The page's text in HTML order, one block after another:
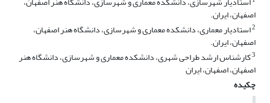
اصفهان، ایران.
2استادیار معماری، دانشکده معماری و شهرسازی، دانشگاه هنر اصفهان،
اصفهان، ایران.
3کارشناس ارشد طراحی شهری، دانشکده معماری و شهرسازی، دانشگاه هنر
اصفهان، اصفهان، ایران
چکیده